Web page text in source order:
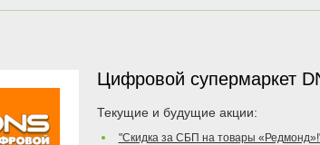
Цифровой супермаркет
Текущие и будущие акции:
"Скидка за СБП на товары